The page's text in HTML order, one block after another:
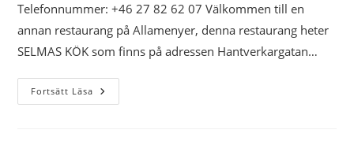
Telefonnummer: +46 27 82 62 07 Välkommen till en
annan restaurang på Allamenyer, denna restaurang heter
SELMAS KÖK som finns på adressen Hantverkargatan…
Fortsätt Läsa SELMAS
KÖK